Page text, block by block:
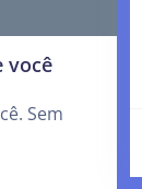
você
Sem